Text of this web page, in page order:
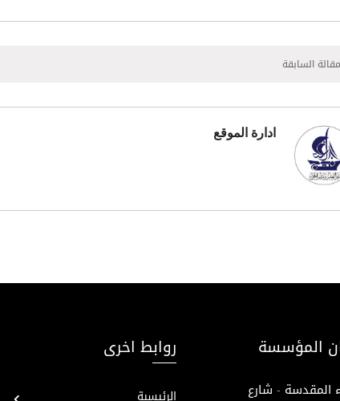
السابقة
ادارة الموقع
المؤسسة
المقدسة - شارع
روابط اخرى
الرئيسية